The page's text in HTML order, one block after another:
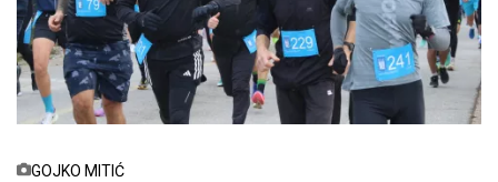
GOJKO MITIĆ